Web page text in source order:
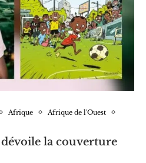
Afrique
Afrique de l'Ouest
la couverture